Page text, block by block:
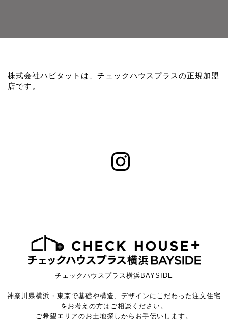
株式会社ハビタットは、チェックハウスプラスの正規加盟
店です。
チェックハウスプラス横浜BAYSIDE
神奈川県横浜・東京で基礎や構造、デザインにこだわった注文住宅
をお考えの方はご相談ください。
ご希望エリアのお土地探しからお手伝いします。